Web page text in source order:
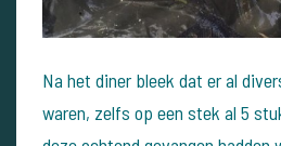
Na het diner bleek dat er al
waren, zelfs op een stek al 5